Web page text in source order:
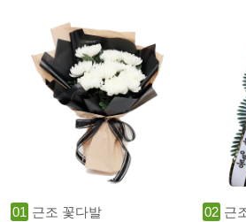
01 근조 꽃다발 02 근